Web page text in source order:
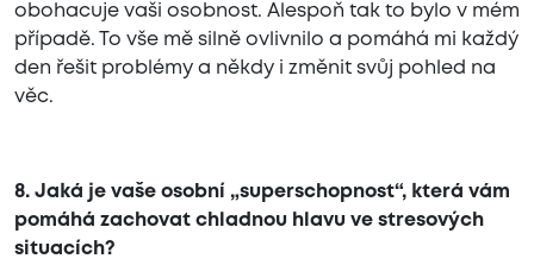
obohacuje vaši osobnost. Alespoň tak to bylo v mém
případě. To vše mě silně ovlivnilo a pomáhá mi každý
den řešit problémy a někdy i změnit svůj pohled na
věc.
8. Jaká je vaše osobní „superschopnost“, která vám
pomáhá zachovat chladnou hlavu ve stresových
situacích?